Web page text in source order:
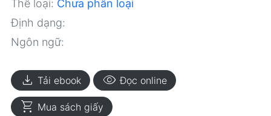
Thể loại: Chưa phân loại
Định dạng:
Ngôn ngữ:
download Tải ebook visibility Đọc online
shopping_cart Mua sách giấy